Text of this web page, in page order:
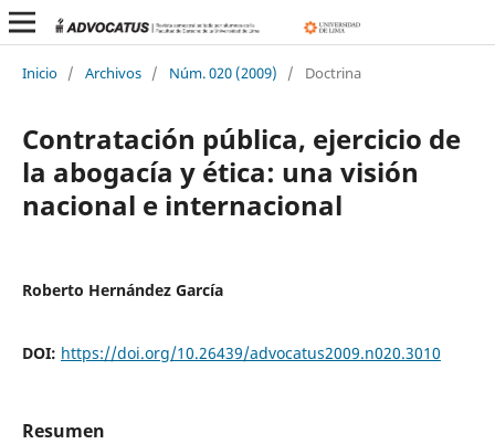
Inicio / Archivos / Núm. 020 (2009) / Doctrina
Contratación pública, ejercicio de
la abogacía y ética: una visión
nacional e internacional
Roberto Hernández García
DOI: https://doi.org/10.26439/advocatus2009.n020.3010
Resumen